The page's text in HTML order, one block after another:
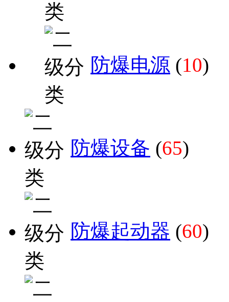
防爆电源 (10)
防爆设备 (65)
防爆起动器 (60)